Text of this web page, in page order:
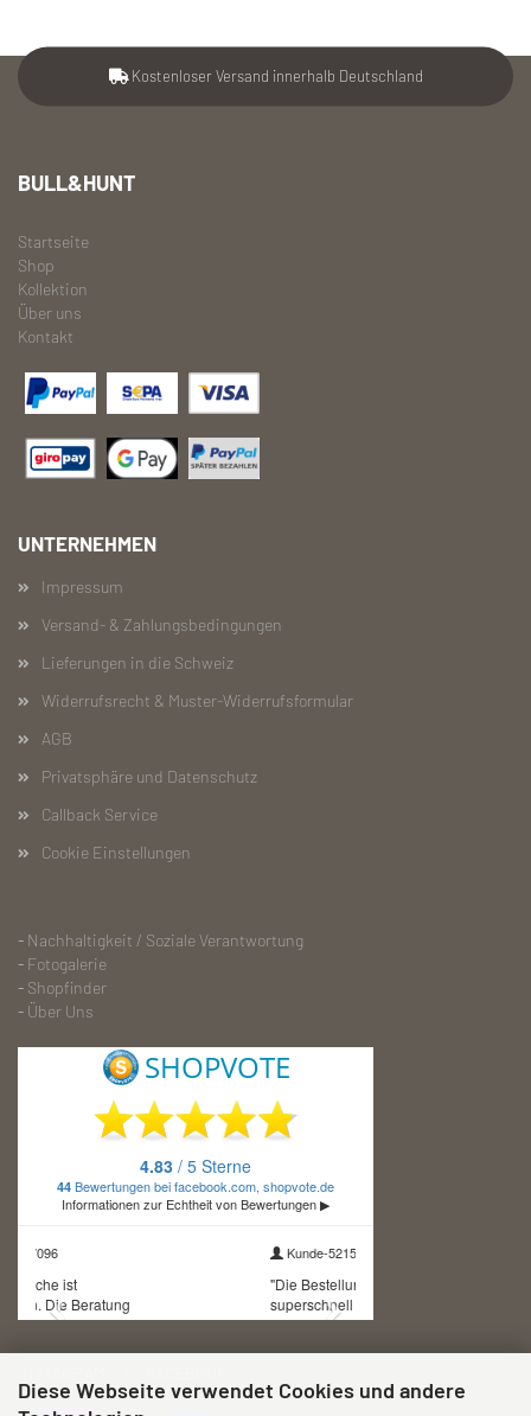
Diese Webseite verwendet Cookies und andere
Kostenloser Versand innerhalb Deutschland
BULL&HUNT
Startseite
Shop
Kollektion
Über uns
Kontakt
UNTERNEHMEN
Impressum
Versand- & Zahlungsbedingungen
Lieferungen in die Schweiz
Widerrufsrecht & Muster-Widerrufsformular
AGB
Privatsphäre und Datenschutz
Callback Service
Cookie Einstellungen
- Nachhaltigkeit / Soziale Verantwortung
- Fotogalerie
- Shopfinder
- Über Uns